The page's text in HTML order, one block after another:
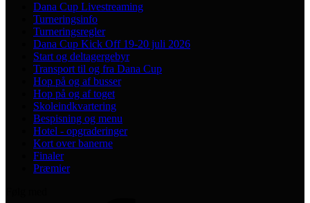
Dana Cup Livestreaming
Turneringsinfo
Turneringsregler
Dana Cup Kick Off 19-20 juli 2026
Start og deltagergebyr
Transport til og fra Dana Cup
Hop på og af busser
Hop på og af toget
Skoleindkvartering
Bespisning og menu
Hotel - opgraderinger
Kort over banerne
Finaler
Præmier